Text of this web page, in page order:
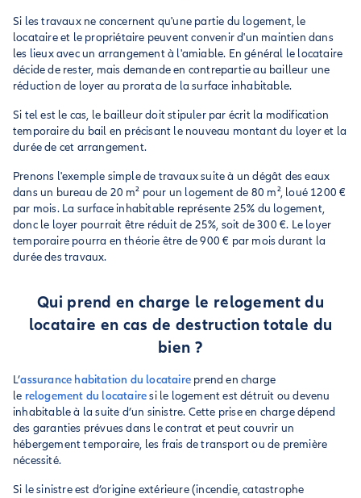
Si les travaux ne concernent qu'une partie du logement, le
locataire et le propriétaire peuvent convenir d'un maintien dans
les lieux avec un arrangement à l'amiable. En général le locataire
décide de rester, mais demande en contrepartie au bailleur une
réduction de loyer au prorata de la surface inhabitable.
Si tel est le cas, le bailleur doit stipuler par écrit la modification
temporaire du bail en précisant le nouveau montant du loyer et la
durée de cet arrangement.
Prenons l'exemple simple de travaux suite à un dégât des eaux
dans un bureau de 20 m² pour un logement de 80 m², loué 1200 €
par mois. La surface inhabitable représente 25% du logement,
donc le loyer pourrait être réduit de 25%, soit de 300 €. Le loyer
temporaire pourra en théorie être de 900 € par mois durant la
durée des travaux.
Qui prend en charge le relogement du
locataire en cas de destruction totale du
bien ?
L’assurance habitation du locataire prend en charge
le relogement du locatairesi le logement est détruit ou devenu
inhabitable à la suite d’un sinistre. Cette prise en charge dépend
des garanties prévues dans le contrat et peut couvrir un
hébergement temporaire, les frais de transport ou de première
nécessité.
Si le sinistre est d’origine extérieure (incendie, catastrophe